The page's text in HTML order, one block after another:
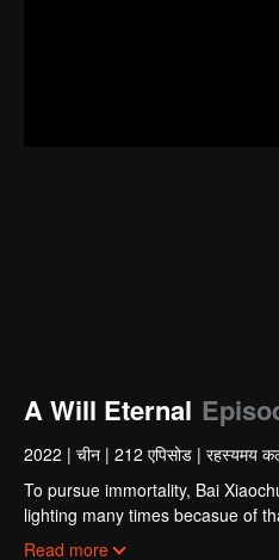
A Will Eternal
2022 | चीन | 212 एपिसोड | रहस्यमय
To pursue immortality, Bai
lighting many times becasue of
numerous fun plots. Come and
Read more